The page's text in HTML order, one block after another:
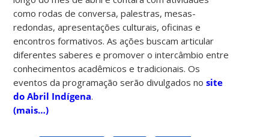
como rodas de conversa, palestras, mesas-
redondas, apresentações culturais, oficinas e
encontros formativos. As ações buscam articular
diferentes saberes e promover o intercâmbio entre
conhecimentos acadêmicos e tradicionais. Os
eventos da programação serão divulgados nosite
do Abril Indígena.
(mais…)